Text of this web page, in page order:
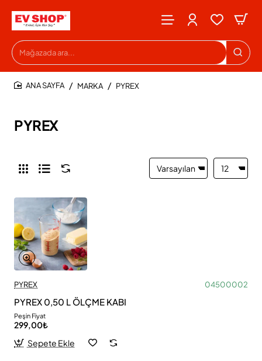
Mağazada
ara...
PYREX
MARKA PYREX
PYREX 04500002
PYREX 0,50 L ÖLÇME KABI
Peşin Fiyat
299,00₺
Sepete Ekle